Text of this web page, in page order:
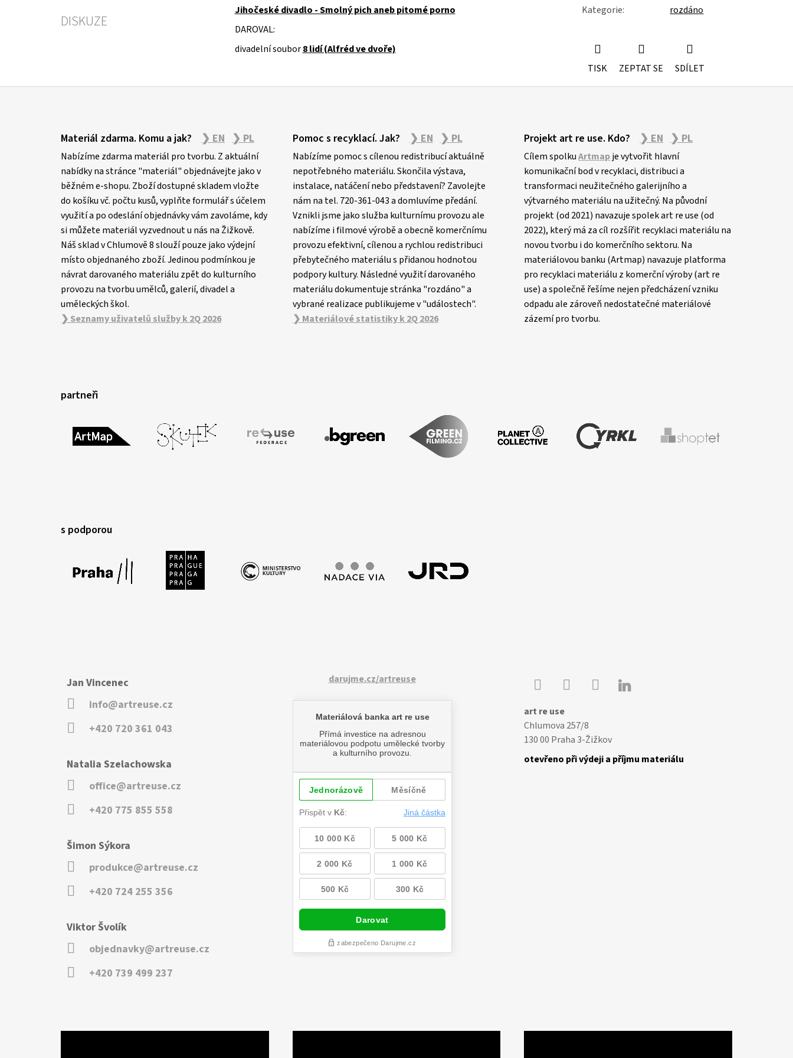
DISKUZE
Jihočeské divadlo - Smolný pich aneb pitomé porno
DAROVAL:
divadelní soubor 8 lidí (Alfréd ve dvoře)
Kategorie: rozdáno
TISK ZEPTAT SE SDÍLET
Materiál zdarma. Komu a jak? ❯ EN ❯ PL
Nabízíme zdarma materiál pro tvorbu. Z aktuální
nabídky na stránce "materiál" objednávejte jako v
běžném e-shopu. Zboží dostupné skladem vložte
do košíku vč. počtu kusů, vyplňte formulář s účelem
využití a po odeslání objednávky vám zavoláme, kdy
si můžete materiál vyzvednout u nás na Žižkově.
Náš sklad v Chlumově 8 slouží pouze jako výdejní
místo objednaného zboží. Jedinou podmínkou je
návrat darovaného materiálu zpět do kulturního
provozu na tvorbu umělců, galerií, divadel a
uměleckých škol.
❯ Seznamy uživatelů služby k 2Q 2026
Pomoc s recyklací. Jak? ❯ EN ❯ PL
Nabízíme pomoc s cílenou redistribucí aktuálně
nepotřebného materiálu. Skončila výstava,
instalace, natáčení nebo představení? Zavolejte
nám na tel. 720-361-043 a domluvíme předání.
Vznikli jsme jako služba kulturnímu provozu ale
nabízíme i filmové výrobě a obecně komerčnímu
provozu efektivní, cílenou a rychlou redistribuci
přebytečného materiálu s přidanou hodnotou
podpory kultury. Následné využití darovaného
materiálu dokumentuje stránka "rozdáno" a
vybrané realizace publikujeme v "událostech".
❯ Materiálové statistiky k 2Q 2026
Projekt art re use. Kdo? ❯ EN ❯ PL
Cílem spolkuArtmapje vytvořit hlavní
komunikační bod v recyklaci, distribuci a
transformaci neužitečného galerijního a
výtvarného materiálu na užitečný. Na původní
projekt (od 2021) navazuje spolek art re use (od
2022), který má za cíl rozšířit recyklaci materiálu na
novou tvorbu i do komerčního sektoru. Na
materiálovou banku (Artmap) navazuje platforma
pro recyklaci materiálu z komerční výroby (art re
use) a společně řešíme nejen předcházení vzniku
odpadu ale zároveň nedostatečné materiálové
zázemí pro tvorbu.
partneři
s podporou
Jan Vincenec
info@artreuse.cz
+420 720 361 043
Natalia Szelachowska
office@artreuse.cz
+420 775 855 558
Šimon Sýkora
produkce@artreuse.cz
+420 724 255 356
Viktor Švolík
objednavky@artreuse.cz
+420 739 499 237
darujme.cz/artreuse 
art re use
Chlumova 257/8
130 00 Praha 3-Žižkov
otevřeno při výdeji a příjmu materiálu